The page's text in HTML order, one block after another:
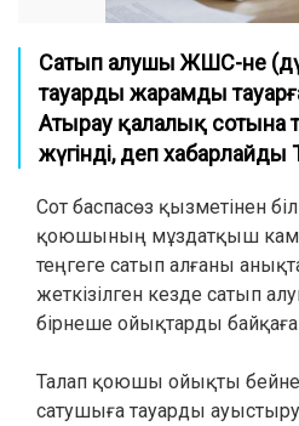
Сатып алушы ЖШС-не
тауарды жарамды
Атырау қалалық сотына
жүгінді, деп хабарлайды
Сот баспасөз қызметінен
қоюшының мұздатқыш
теңгеге сатып алғаны
жеткізілген кезде сатып
бірнеше ойықтарды
Талап қоюшы ойықты
сатушыға тауарды